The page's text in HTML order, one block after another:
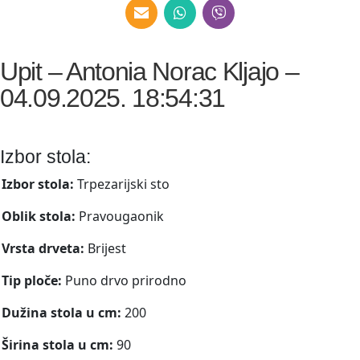
Upit – Antonia Norac Kljajo –
04.09.2025. 18:54:31
Izbor stola:
Izbor stola: Trpezarijski sto
Oblik stola: Pravougaonik
Vrsta drveta: Brijest
Tip ploče: Puno drvo prirodno
Dužina stola u cm: 200
Širina stola u cm: 90